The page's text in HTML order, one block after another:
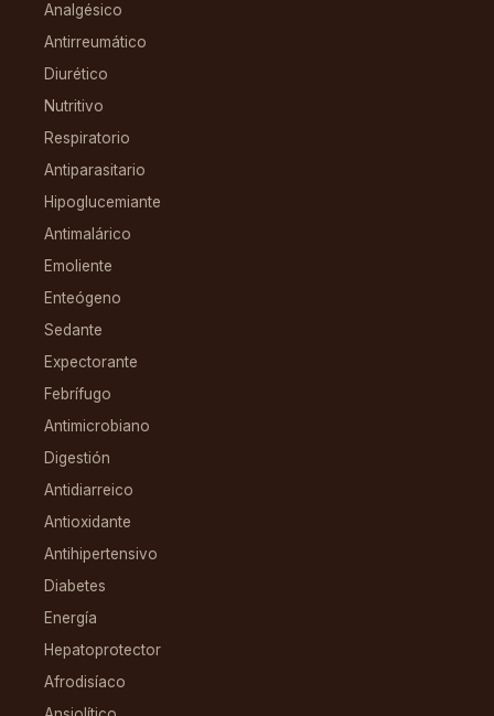
Analgésico
Antirreumático
Diurético
Nutritivo
Respiratorio
Antiparasitario
Hipoglucemiante
Antimalárico
Emoliente
Enteógeno
Sedante
Expectorante
Febrífugo
Antimicrobiano
Digestión
Antidiarreico
Antioxidante
Antihipertensivo
Diabetes
Energía
Hepatoprotector
Afrodisíaco